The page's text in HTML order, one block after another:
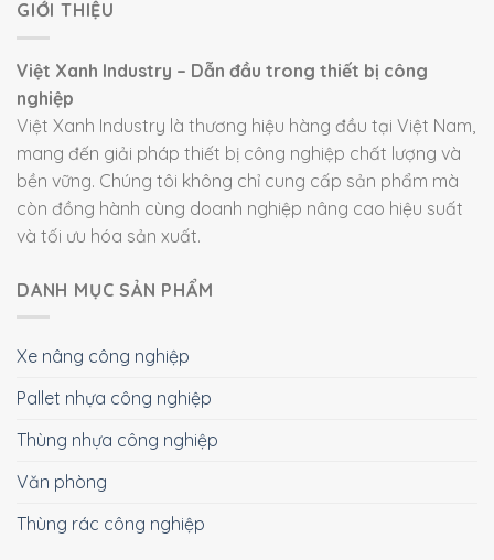
GIỚI THIỆU
Việt Xanh Industry – Dẫn đầu trong thiết bị công
nghiệp
Việt Xanh Industry là thương hiệu hàng đầu tại Việt Nam,
mang đến giải pháp thiết bị công nghiệp chất lượng và
bền vững. Chúng tôi không chỉ cung cấp sản phẩm mà
còn đồng hành cùng doanh nghiệp nâng cao hiệu suất
và tối ưu hóa sản xuất.
DANH MỤC SẢN PHẨM
Xe nâng công nghiệp
Pallet nhựa công nghiệp
Thùng nhựa công nghiệp
Văn phòng
Thùng rác công nghiệp